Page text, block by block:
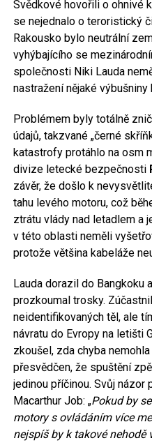
Svědkové hovořili o ohnivé
se nejednalo o teroristický
Rakousko bylo neutrální
vyhýbajícího se
společnosti Niki Lauda
nastražení nějaké
Problémem byly totálně
údajů, takzvané „černé
katastrofy protáhlo na osm
divize letecké bezpečnosti
závěr, že došlo k
tahu levého motoru, což
ztrátu vlády nad letadlem a
v této oblasti neměli
protože většina kabeláže
Lauda dorazil do Bangkoku
prozkoumal trosky.
neidentifikovaných těl, ale
návratu do Evropy na letišti
zkoušel, zda chyba
přesvědčen, že spuštění
jedinou příčinou. Svůj názor
Macarthur Job: „Pokud by
motory s ovládáním více
nejspíš by k takové nehodě